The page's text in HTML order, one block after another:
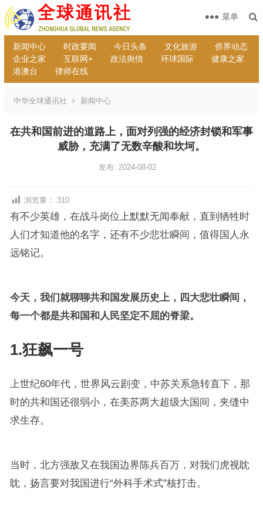
新闻中心 时政要闻 今日头条 文化旅游
侨界动态
企业之家
互联网+ 政法舆情 环球国际
健康之家
港澳台
律师在线
菜单
中华全球通讯社 新闻中心
在共和国前进的道路上，面对列强的经济封锁和军事
威胁，充满了无数辛酸和坎坷。
发布: 2024-08-02
浏览量： 310
有不少英雄，在战斗岗位上默默无闻奉献，直到牺牲时
人们才知道他的名字，还有不少悲壮瞬间，值得国人永
远铭记。
今天，我们就聊聊共和国发展历史上，四大悲壮瞬间，
每一个都是共和国和人民坚定不屈的脊梁。
1.狂飙一号
上世纪60年代，世界风云剧变，中苏关系急转直下，那
时的共和国还很弱小，在美苏两大超级大国间，夹缝中
求生存。
当时，北方强敌又在我国边界陈兵百万，对我们虎视眈
眈，扬言要对我国进行“外科手术式”核打击。